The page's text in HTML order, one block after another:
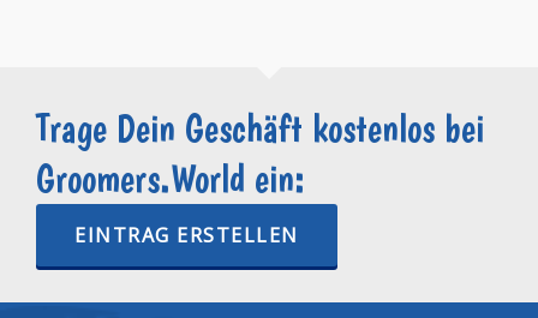
Trage Dein Geschäft kostenlos bei
Groomers.World ein:
EINTRAG ERSTELLEN